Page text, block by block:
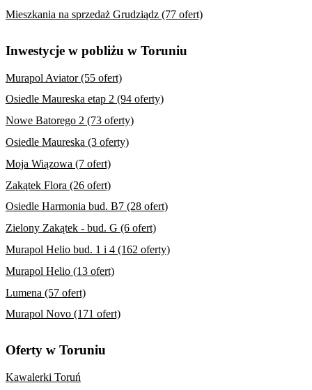
Mieszkania na sprzedaż Grudziądz (77 ofert)
Inwestycje w pobliżu w Toruniu
Murapol Aviator (55 ofert)
Osiedle Maureska etap 2 (94 oferty)
Nowe Batorego 2 (73 oferty)
Osiedle Maureska (3 oferty)
Moja Wiązowa (7 ofert)
Zakątek Flora (26 ofert)
Osiedle Harmonia bud. B7 (28 ofert)
Zielony Zakątek - bud. G (6 ofert)
Murapol Helio bud. 1 i 4 (162 oferty)
Murapol Helio (13 ofert)
Lumena (57 ofert)
Murapol Novo (171 ofert)
Oferty w Toruniu
Kawalerki Toruń